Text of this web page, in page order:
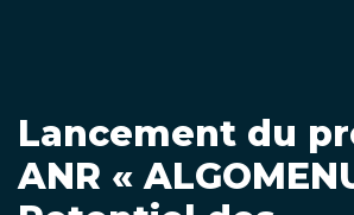
Lancement du
ANR «